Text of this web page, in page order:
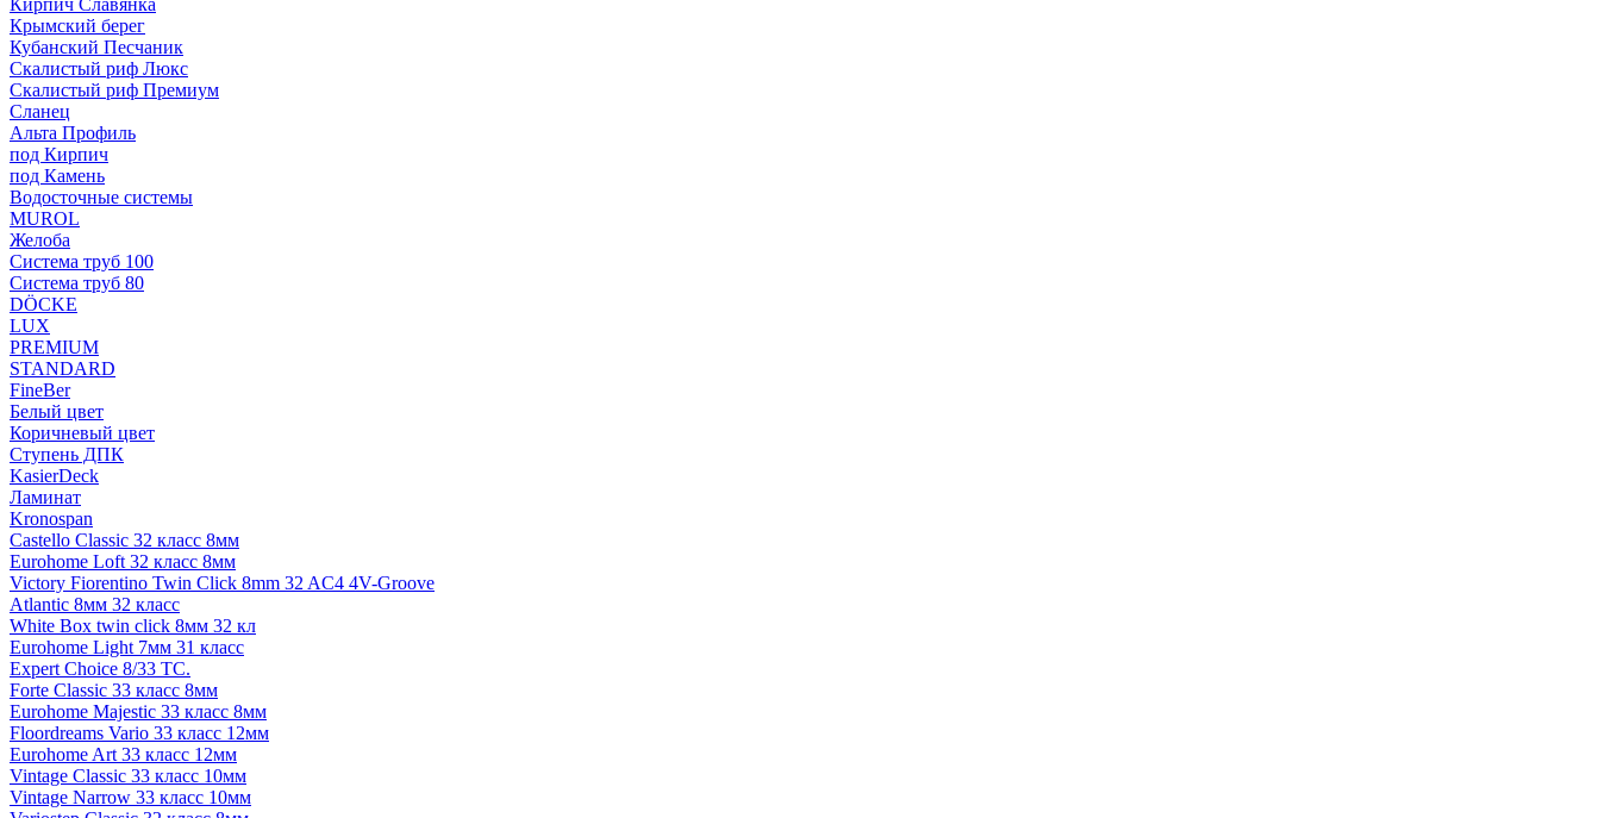
Кирпич Славянка
Крымский берег
Кубанский Песчаник
Скалистый риф Люкс
Скалистый риф Премиум
Сланец
Альта Профиль
под Кирпич
под Камень
Водосточные системы
MUROL
Желоба
Система труб 100
Система труб 80
DÖCKE
LUX
PREMIUM
STANDARD
FineBer
Белый цвет
Коричневый цвет
Ступень ДПК
KasierDeck
Ламинат
Kronospan
Castello Classic 32 класс 8мм
Eurohome Loft 32 класс 8мм
Victory Fiorentino Twin Click 8mm 32 AC4 4V-Groove
Atlantic 8мм 32 класс
White Box twin click 8мм 32 кл
Eurohome Light 7мм 31 класс
Expert Choice 8/33 TC.
Forte Classic 33 класс 8мм
Eurohome Majestic 33 класс 8мм
Floordreams Vario 33 класс 12мм
Eurohome Art 33 класс 12мм
Vintage Classic 33 класс 10мм
Vintage Narrow 33 класс 10мм